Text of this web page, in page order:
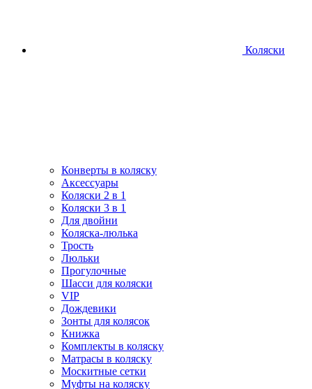
Коляски
Конверты в коляску
Аксессуары
Коляски 2 в 1
Коляски 3 в 1
Для двойни
Коляска-люлька
Трость
Люльки
Прогулочные
Шасси для коляски
VIP
Дождевики
Зонты для колясок
Книжка
Комплекты в коляску
Матрасы в коляску
Москитные сетки
Муфты на коляску